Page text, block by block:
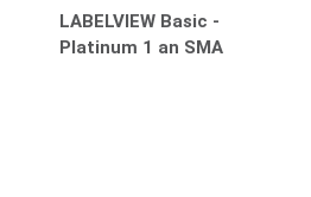
LABELVIEW Basic -
Platinum 1 an SMA